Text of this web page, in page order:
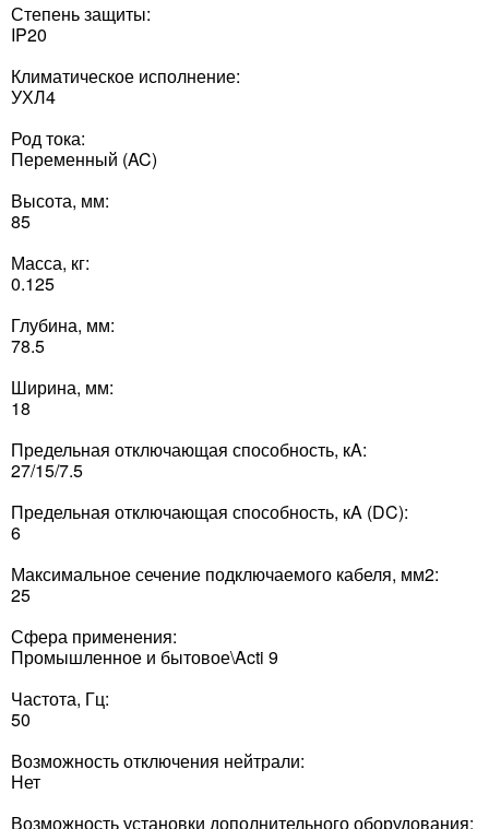
Степень защиты:
IP20
Климатическое исполнение:
УХЛ4
Род тока:
Переменный (AC)
Высота, мм:
85
Масса, кг:
0.125
Глубина, мм:
78.5
Ширина, мм:
18
Предельная отключающая способность, кA:
27/15/7.5
Предельная отключающая способность, кA (DC):
6
Максимальное сечение подключаемого кабеля, мм2:
25
Сфера применения:
Промышленное и бытовое\Acti 9
Частота, Гц:
50
Возможность отключения нейтрали:
Нет
Возможность установки дополнительного оборудования: